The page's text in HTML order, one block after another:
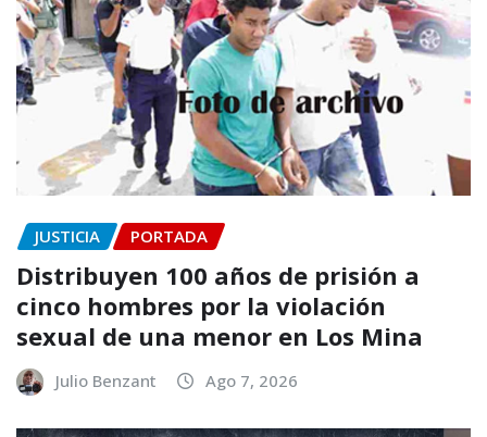
JUSTICIA PORTADA
Distribuyen 100 años de prisión a
cinco hombres por la violación
sexual de una menor en Los Mina
Julio Benzant Ago 7, 2026